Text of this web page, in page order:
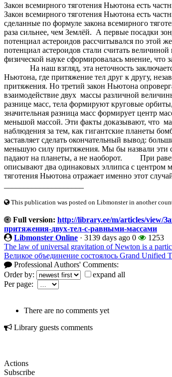
Закон всемирного тяготения Ньютона есть
Закон всемирного тяготения Ньютона есть
сделанные по формуле закона всемирного
раза сильнее, чем Землёй. А первые посадки
потенциал астероидов рассчитывался по этой
потенциал астероидов стали считать
физической науке сформировалась
На наш взгляд, эта неточность заключается
Ньютона, где притяжение тел друг к другу,
притяжения. Но третий закон Ньютона
взаимодействие двух массы различной
разнице масс, тела формируют круговые
значительная разница масс формирует центр
меньшой массой. Эти факты доказывают, что
наблюдения за тем, как гигантские планеты
заставляет сделать окончательный вывод:
меньшую силу притяжения. Мы бы назвали
падают на планеты, а не наоборот. При
описывают два одинаковых эллипса с центром
тяготения Ньютона отражает именно этот
This publication was posted on Libmonster in another
Full version: http://library.ee/m/articles/view/
притяжения-двух-тел-с-равными-массами
Libmonster Online · 3139 days ago 0
1253
The law of universal gravitation of Newton is a
Великое объединение состоялось Grand Unified
Professional Authors' Comments:
Order by:
expand all
Per page:
There are no comments yet
Library guests comments
Actions
Subscribe